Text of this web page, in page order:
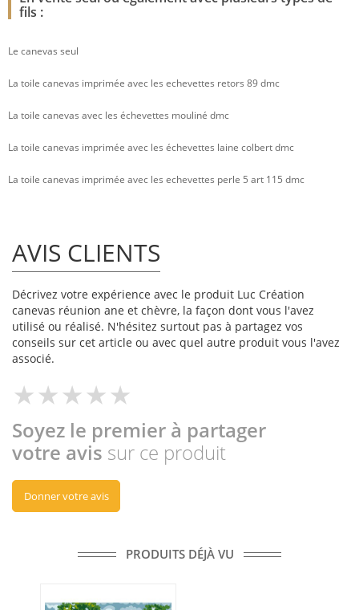
fils :
Le canevas seul
La toile canevas imprimée avec les echevettes retors 89 dmc
La toile canevas avec les échevettes mouliné dmc
La toile canevas imprimée avec les échevettes laine colbert dmc
La toile canevas imprimée avec les echevettes perle 5 art 115 dmc
AVIS CLIENTS
Décrivez votre expérience avec le produit Luc Création
canevas réunion ane et chèvre, la façon dont vous l'avez
utilisé ou réalisé. N'hésitez surtout pas à partagez vos
conseils sur cet article ou avec quel autre produit vous l'avez
associé.
Soyez le premier à partager
votre avis sur ce produit
Donner votre avis
PRODUITS DÉJÀ VU